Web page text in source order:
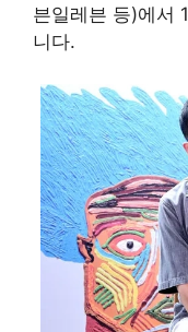
븐일레븐 등)에서
니다.